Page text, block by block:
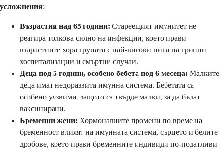
усложнения:
Възрастни над 65 години: Стареещият имунитет не
реагира толкова силно на инфекции, което прави
възрастните хора групата с най-високи нива на грипни
хоспитализации и смъртни случаи.
Деца под 5 години, особено бебета под 6 месеца: Малките
деца имат недоразвита имунна система. Бебетата са
особено уязвими, защото са твърде малки, за да бъдат
ваксинирани.
Бременни жени: Хормоналните промени по време на
бременност влияят на имунната система, сърцето и белите
дробове, което прави бременните индивиди по-податливи